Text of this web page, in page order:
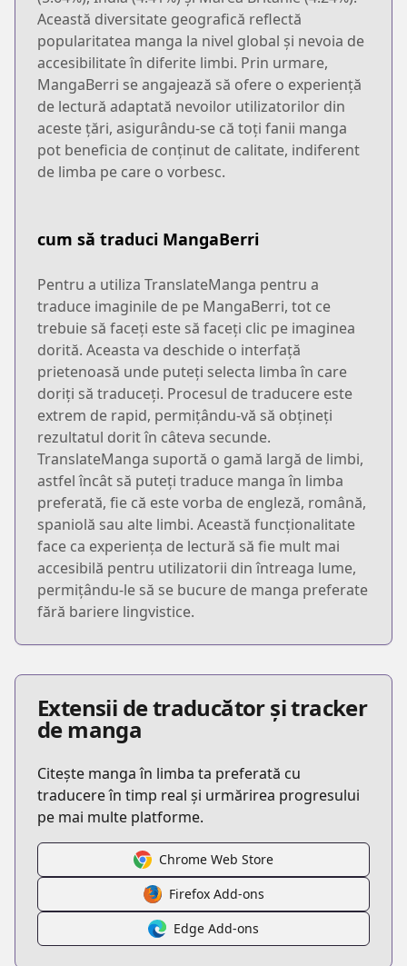
Această diversitate geografică reflectă
popularitatea manga la nivel global și nevoia de
accesibilitate în diferite limbi. Prin urmare,
MangaBerri se angajează să ofere o experiență
de lectură adaptată nevoilor utilizatorilor din
aceste țări, asigurându-se că toți fanii manga
pot beneficia de conținut de calitate, indiferent
de limba pe care o vorbesc.
cum să traduci MangaBerri
Pentru a utiliza TranslateManga pentru a
traduce imaginile de pe MangaBerri, tot ce
trebuie să faceți este să faceți clic pe imaginea
dorită. Aceasta va deschide o interfață
prietenoasă unde puteți selecta limba în care
doriți să traduceți. Procesul de traducere este
extrem de rapid, permițându-vă să obțineți
rezultatul dorit în câteva secunde.
TranslateManga suportă o gamă largă de limbi,
astfel încât să puteți traduce manga în limba
preferată, fie că este vorba de engleză, română,
spaniolă sau alte limbi. Această funcționalitate
face ca experiența de lectură să fie mult mai
accesibilă pentru utilizatorii din întreaga lume,
permițându-le să se bucure de manga preferate
fără bariere lingvistice.
Extensii de traducător și tracker
de manga
Citește manga în limba ta preferată cu
traducere în timp real și urmărirea progresului
pe mai multe platforme.
Chrome Web Store
Firefox Add-ons
Edge Add-ons